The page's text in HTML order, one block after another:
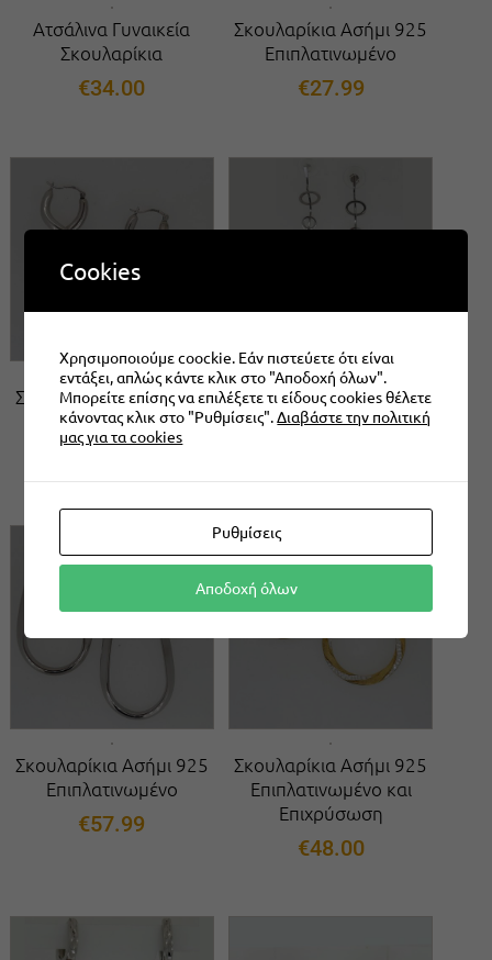
Ατσάλινα Γυναικεία
Σκουλαρίκια
€34.00
Σκουλαρίκια Ασήμι 925
Επιπλατινωμένο
€27.99
Σκουλαρίκια Ασήμι 925
Επιπλατινωμένο
Σκουλαρίκια Ασήμι 925
Επιπλατινωμένο
Σκουλαρίκια Ασήμι 925
Επιπλατινωμένο
€57.99
Σκουλαρίκια Ασήμι 925
Επιπλατινωμένο και
Επιχρύσωση
€48.00
Cookies
Χρησιμοποιούμε coockie. Εάν πιστεύετε ότι είναι
εντάξει, απλώς κάντε κλικ στο "Αποδοχή όλων".
Μπορείτε επίσης να επιλέξετε τι είδους cookies θέλετε
κάνοντας κλικ στο "Ρυθμίσεις".Διαβάστε την πολιτική
μας για τα cookies
Ρυθμίσεις
Αποδοχή όλων